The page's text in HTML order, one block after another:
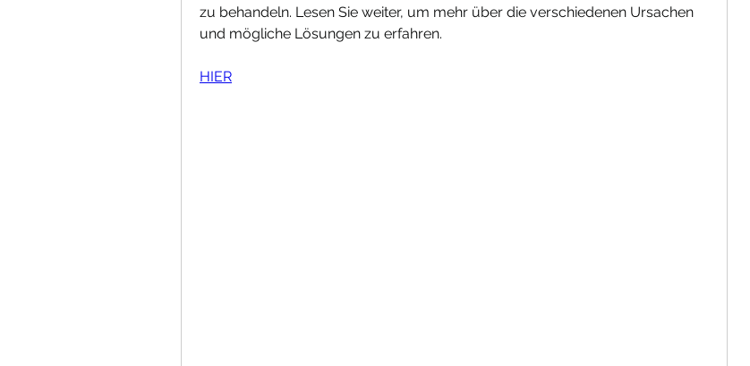
zu behandeln. Lesen Sie weiter, um mehr über die verschiedenen Ursachen
und mögliche Lösungen zu erfahren.
HIER